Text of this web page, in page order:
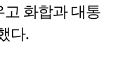
화합과 대통
다.